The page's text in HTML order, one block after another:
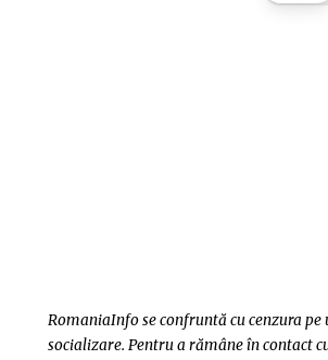
RomaniaInfo se confruntă cu cenzura pe
socializare. Pentru a rămâne în contact